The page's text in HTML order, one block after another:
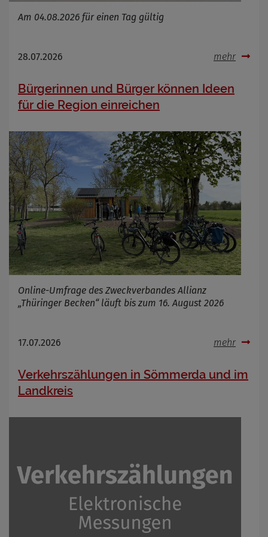
Am 04.08.2026 für einen Tag gültig
28.07.2026 mehr
Bürgerinnen und Bürger können Ideen
für die Region einreichen
Online-Umfrage des Zweckverbandes Allianz
„Thüringer Becken“ läuft bis zum 16. August 2026
17.07.2026 mehr
Verkehrszählungen in Sömmerda und im
Landkreis
Zweck
Cookie Name
Infos schließen